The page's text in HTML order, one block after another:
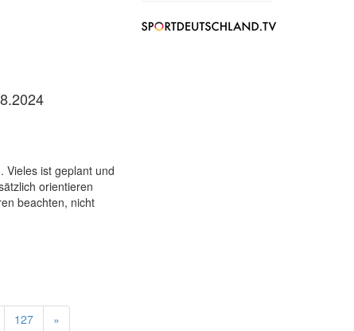
. Vieles ist geplant und
orientieren
beachten, nicht
127 »